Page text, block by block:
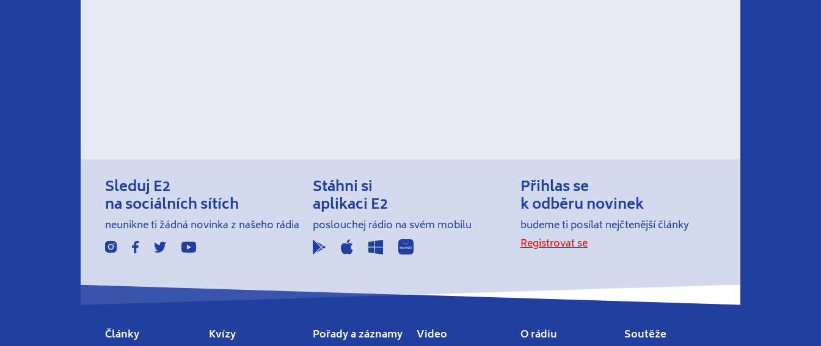
Sleduj E2
na sociálních sítích
neunikne ti žádná novinka z našeho rádia
Stáhni si
aplikaci E2
poslouchej rádio na svém mobilu
Přihlas se
k odběru novinek
budeme ti posílat nejčtenější články
Registrovat se
Články Kvízy Pořady a záznamy Video O rádiu Soutěže